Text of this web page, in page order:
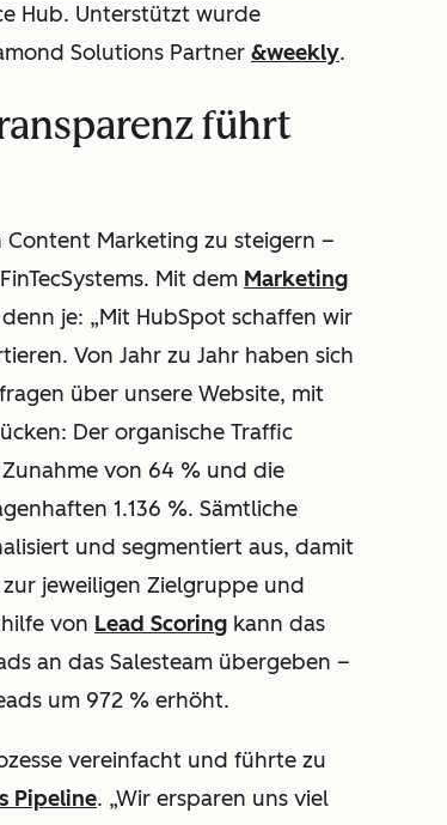
Hub. Unterstützt wurde
Solutions Partner &weekly.
führt
Marketing zu steigern –
Mit dem Marketing
je: „Mit HubSpot schaffen wir
Von Jahr zu Jahr haben sich
über unsere Website, mit
Der organische Traffic
von 64 % und die
1.136 %. Sämtliche
und segmentiert aus, damit
jeweiligen Zielgruppe und
von Lead Scoring kann das
an das Salesteam übergeben –
um 972 % erhöht.
vereinfacht und führte zu
Pipeline. „Wir ersparen uns viel